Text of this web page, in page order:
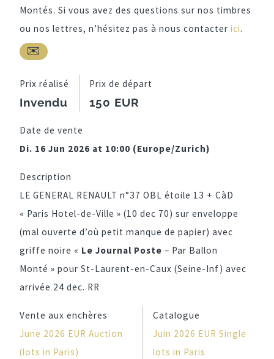
Montés. Si vous avez des questions sur nos timbres
ou nos lettres, n’hésitez pas à nous contacter ici.
Prix réalisé
Invendu
Prix de départ
150 EUR
Date de vente
Di. 16 Jun 2026 at 10:00 (Europe/Zurich)
Description
LE GENERAL RENAULT n°37 OBL étoile 13 + CàD
« Paris Hotel-de-Ville » (10 dec 70) sur enveloppe
(mal ouverte d’où petit manque de papier) avec
griffe noire « Le Journal Poste – Par Ballon
Monté » pour St-Laurent-en-Caux (Seine-Inf) avec
arrivée 24 dec. RR
Vente aux enchères
June 2026 EUR Auction
(lots in Paris)
Catalogue
Juin 2026 EUR Single
lots in Paris